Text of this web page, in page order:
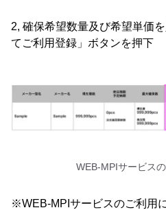
2, 確保希望数量及び希望単価
てご利用登録」ボタンを押下
WEB-MPIサービス
※WEB-MPIサービスのご利用